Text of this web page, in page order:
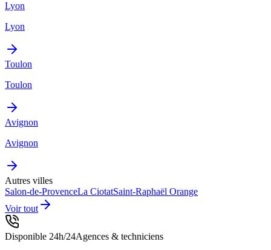
Lyon
Lyon
Toulon
Toulon
Avignon
Avignon
Autres villes
Salon-de-ProvenceLa CiotatSaint-Raphaël Orange
Voir tout
Disponible 24h/24Agences & techniciens